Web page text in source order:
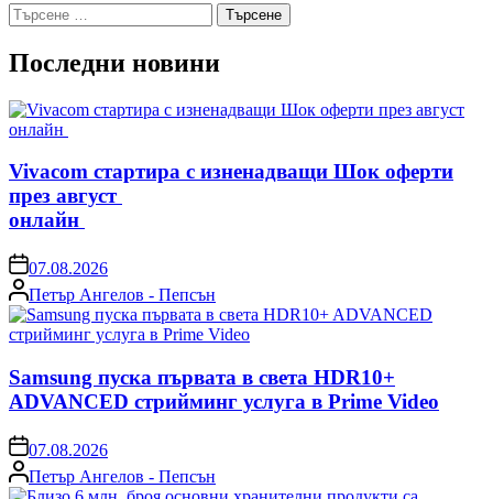
Търсене
за:
Последни новини
Vivacom стартира с изненадващи Шок оферти
през август
онлайн
on07.08.2026
Posted
by
Петър Ангелов - Пепсън
Samsung пуска първата в света HDR10+
ADVANCED стрийминг услуга в Prime Video
on07.08.2026
Posted
by
Петър Ангелов - Пепсън